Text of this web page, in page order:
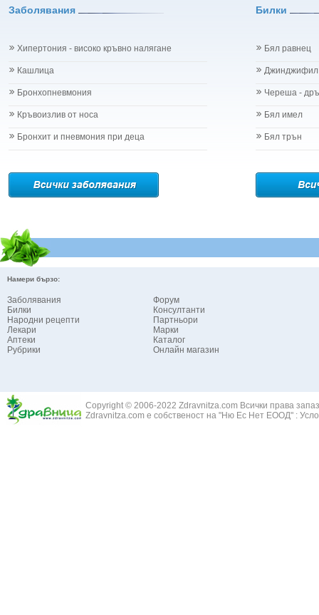
Заболявания Билки
Хипертония - високо кръвно налягане
Кашлица
Бронхопневмония
Кръвоизлив от носа
Бронхит и пневмония при деца
Бял равнец
Джинджифил
Череша -
Бял имел
Бял трън
Намери бързо:
Заболявания
Билки
Народни рецепти
Лекари
Аптеки
Рубрики
Форум
Консултанти
Партньори
Марки
Каталог
Онлайн магазин
Copyright © 2006-2022 Zdravnitza.com Всички права
Zdravnitza.com е собственост на "Ню Ес Нет ЕООД" :